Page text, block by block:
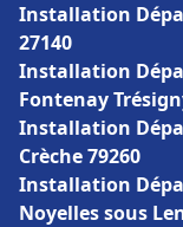
Installation
27140
Installation
Fontenay
Installation
Crèche 79260
Installation
Noyelles sous